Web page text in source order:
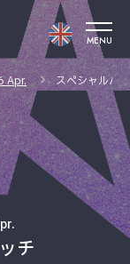
MENU
Apr. スペシャルハ
チ